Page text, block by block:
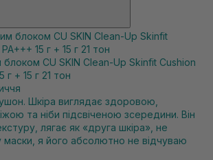
блоком CU SKIN Clean-Up Skinfit Cushion
г + 15 г 21 тон
Шкіра виглядає здоровою,
та ніби підсвіченою зсередини. Він
лягає як «друга шкіра», не
я його абсолютно не відчуваю